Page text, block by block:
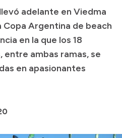
adelante en Viedma
Copa Argentina de beach
en la que los 18
ambas ramas, se
en apasionantes